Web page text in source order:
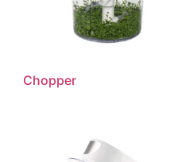
Chopper